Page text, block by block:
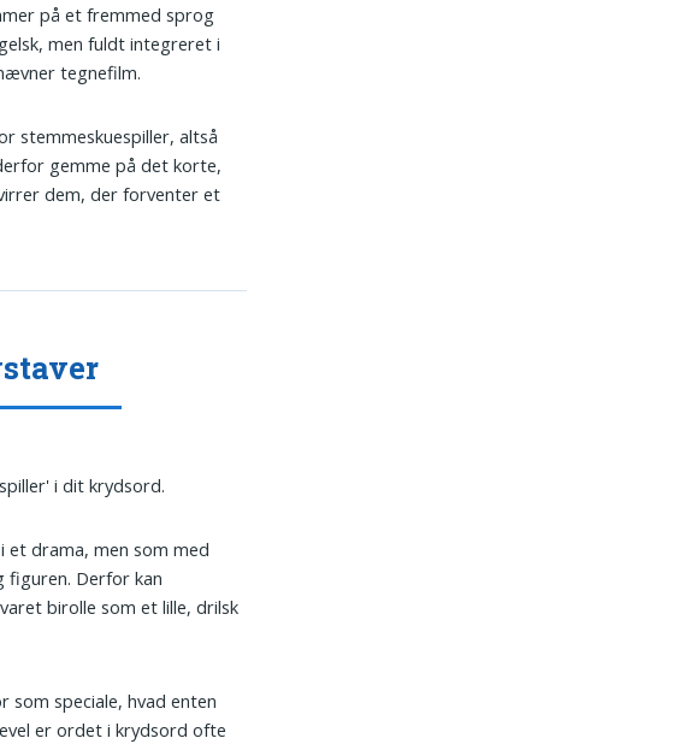
på et fremmed sprog
men fuldt integreret i
tegnefilm.
stemmeskuespiller, altså
gemme på det korte,
dem, der forventer et
i dit krydsord.
drama, men som med
figuren. Derfor kan
birolle som et lille, drilsk
som speciale, hvad enten
er ordet i krydsord ofte